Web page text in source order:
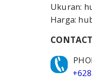
Ukuran:
Harga: